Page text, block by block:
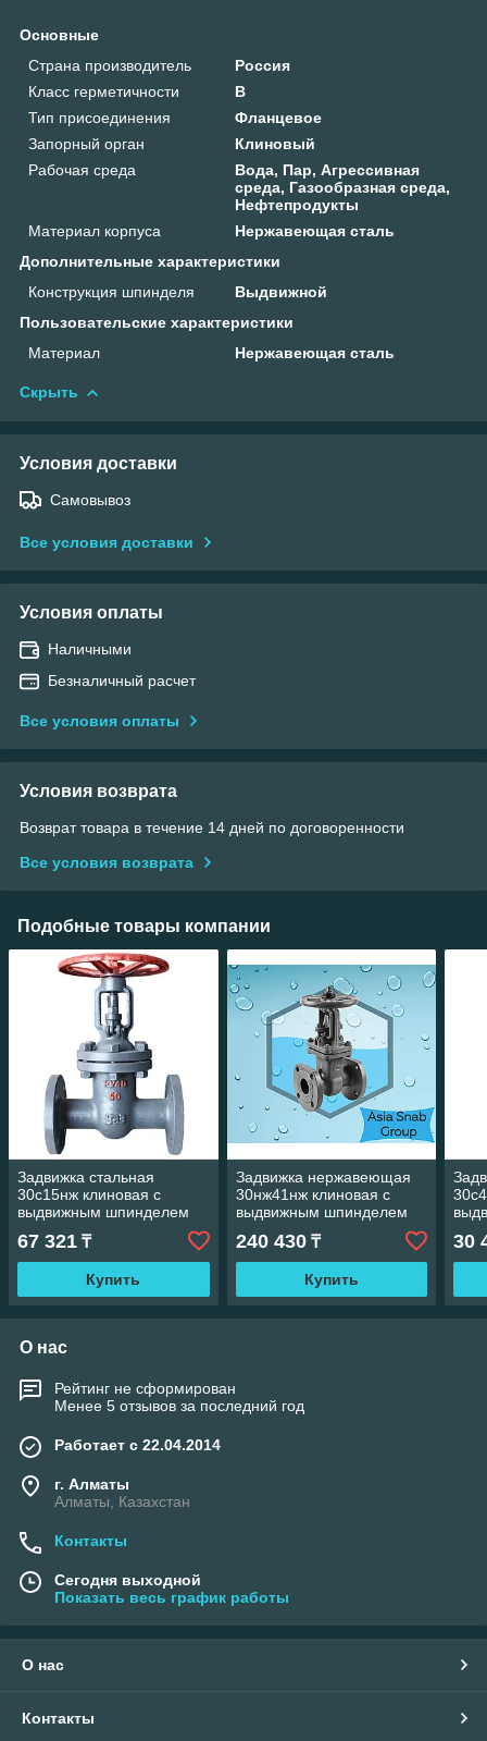
Основные
Страна производитель
Россия
Класс герметичности
В
Тип присоединения
Фланцевое
Запорный орган
Клиновый
Рабочая среда
Вода, Пар, Агрессивная
среда, Газообразная среда,
Нефтепродукты
Материал корпуса
Нержавеющая сталь
Дополнительные характеристики
Конструкция шпинделя
Выдвижной
Пользовательские характеристики
Материал
Нержавеющая сталь
Скрыть
Условия доставки
Самовывоз
Все условия доставки
Условия оплаты
Наличными
Безналичный расчет
Все условия оплаты
Условия возврата
Возврат товара в течение 14 дней по договоренности
Все условия возврата
Подобные товары компании
Задвижка стальная
30с15нж клиновая с
выдвижным шпинделем
фланцевая
67 321 ₸
Купить
Задвижка нержавеющая
30нж41нж клиновая с
выдвижным шпинделем
фланцевая
240 430₸
Купить
30
О нас
Рейтинг не сформирован
Менее 5 отзывов за последний год
Работает с 22.04.2014
г. Алматы
Алматы, Казахстан
Контакты
Сегодня выходной
Показать весь график работы
О нас
Контакты